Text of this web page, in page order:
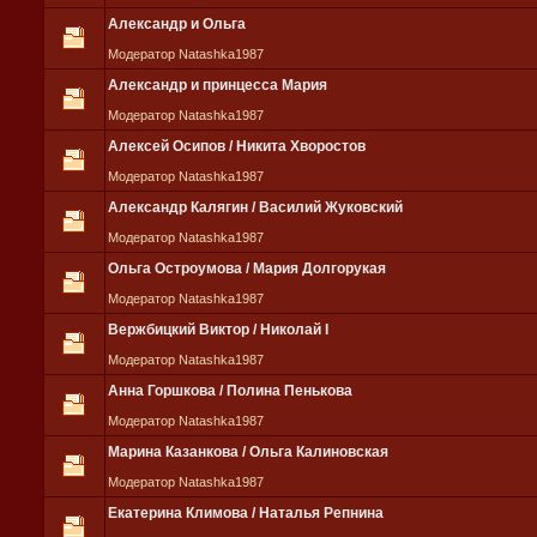
Александр и Ольга
Модератор Natashka1987
Александр и принцесса Мария
Модератор Natashka1987
Алексей Осипов / Никита Хворостов
Модератор Natashka1987
Александр Калягин / Василий Жуковский
Модератор Natashka1987
Ольга Остроумова / Мария Долгорукая
Модератор Natashka1987
Вержбицкий Виктор / Николай I
Модератор Natashka1987
Анна Горшкова / Полина Пенькова
Модератор Natashka1987
Марина Казанкова / Ольга Калиновская
Модератор Natashka1987
Екатерина Климова / Наталья Репнина